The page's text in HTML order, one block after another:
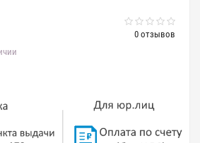
0 отзывов